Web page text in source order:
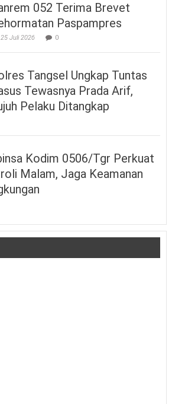
052 Terima Brevet
Paspampres
25 Juli 2026 0
Tangsel Ungkap Tuntas
Tewasnya Prada Arif,
Pelaku Ditangkap
Kodim 0506/Tgr Perkuat
Malam, Jaga Keamanan